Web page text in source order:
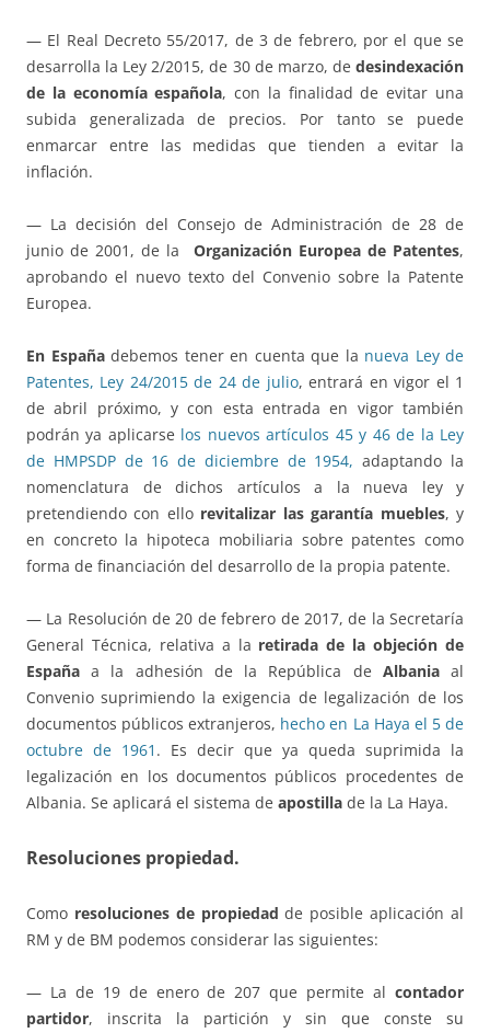
— El Real Decreto 55/2017, de 3 de febrero, por el que se
desarrolla la Ley 2/2015, de 30 de marzo, de desindexación
de la economía española, con la finalidad de evitar una
subida generalizada de precios. Por tanto se puede
enmarcar entre las medidas que tienden a evitar la
inflación.
— La decisión del Consejo de Administración de 28 de
junio de 2001, de la Organización Europea de Patentes,
aprobando el nuevo texto del Convenio sobre la Patente
Europea.
En Españadebemos tener en cuenta que la nueva Ley de
Patentes, Ley 24/2015 de 24 de julio, entrará en vigor el 1
de abril próximo, y con esta entrada en vigor también
podrán ya aplicarse los nuevos artículos 45 y 46 de la Ley
de HMPSDP de 16 de diciembre de 1954, adaptando la
nomenclatura de dichos artículos a la nueva ley y
pretendiendo con ello revitalizar las garantía muebles, y
en concreto la hipoteca mobiliaria sobre patentes como
forma de financiación del desarrollo de la propia patente.
— La Resolución de 20 de febrero de 2017, de la Secretaría
General Técnica, relativa a la retirada de la objeción de
España a la adhesión de la República de Albaniaal
Convenio suprimiendo la exigencia de legalización de los
documentos públicos extranjeros, hecho en La Haya el 5 de
octubre de 1961 . Es decir que ya queda suprimida la
legalización en los documentos públicos procedentes de
Albania. Se aplicará el sistema de apostilla de la La Haya.
Resoluciones propiedad.
Como resoluciones de propiedad de posible aplicación al
RM y de BM podemos considerar las siguientes:
— La de 19 de enero de 207 que permite al contador
partidor, inscrita la partición y sin que conste su